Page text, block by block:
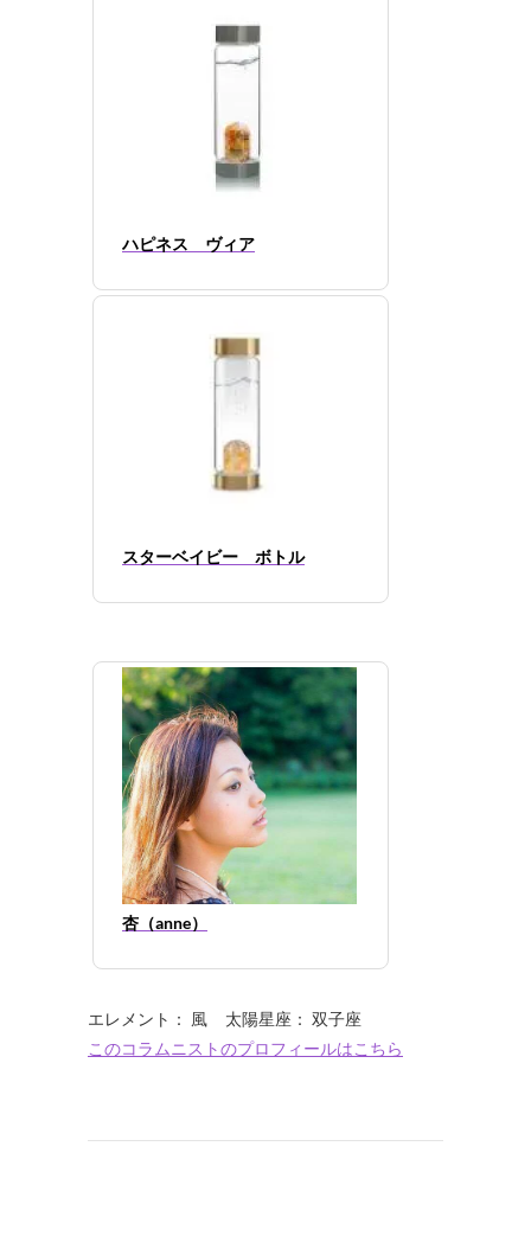
ハピネス ヴィア
スターベイビー ボトル
杏（anne）
エレメント： 風 太陽星座： 双子座
このコラムニストのプロフィールはこちら